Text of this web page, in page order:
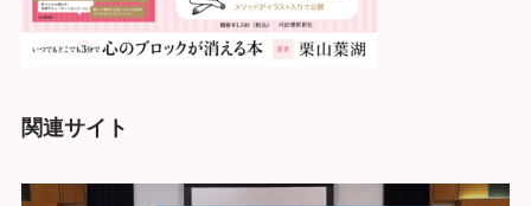
関連サイト